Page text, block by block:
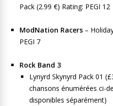
Pack (2.99 €) Rating: PEGI 12
ModNation Racers –
PEGI 7
Rock Band 3
Lynyrd Skynyrd Pack 01
chansons énumérées ci-
disponibles séparément)